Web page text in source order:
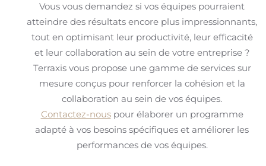
Vous vous demandez si vos équipes pourraient
atteindre des résultats encore plus impressionnants,
tout en optimisant leur productivité, leur efficacité
et leur collaboration au sein de votre entreprise ?
Terraxis vous propose une gamme de services sur
mesure conçus pour renforcer la cohésion et la
collaboration au sein de vos équipes.
Contactez-nouspour élaborer un programme
adapté à vos besoins spécifiques et améliorer les
performances de vos équipes.